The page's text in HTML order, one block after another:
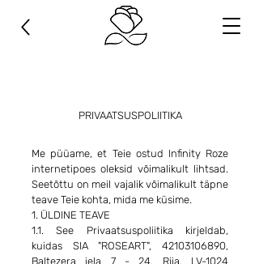
PRIVAATSUSPOLIITIKA
Me püüame, et Teie ostud Infinity Roze
internetipoes oleksid võimalikult lihtsad.
Seetõttu on meil vajalik võimalikult täpne
teave Teie kohta, mida me küsime.
1. ÜLDINE TEAVE
1.1. See Privaatsuspoliitika kirjeldab,
kuidas SIA "ROSEART", 42103106890,
Baltezera iela 7 - 24, Riia, LV-1024